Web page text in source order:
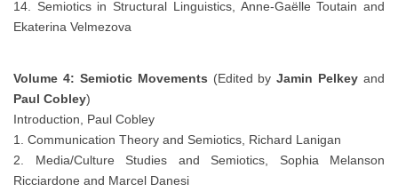
14. Semiotics in Structural Linguistics, Anne-Gaëlle Toutain and
Ekaterina Velmezova
Volume 4: Semiotic Movements (Edited byJamin Pelkey and
Paul Cobley)
Introduction, Paul Cobley
1. Communication Theory and Semiotics, Richard Lanigan
2. Media/Culture Studies and Semiotics, Sophia Melanson
Ricciardone and Marcel Danesi